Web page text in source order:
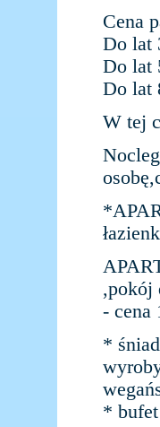
Cena
Do lat
Do lat
Do lat
W tej
,pokój
- cena
*
*